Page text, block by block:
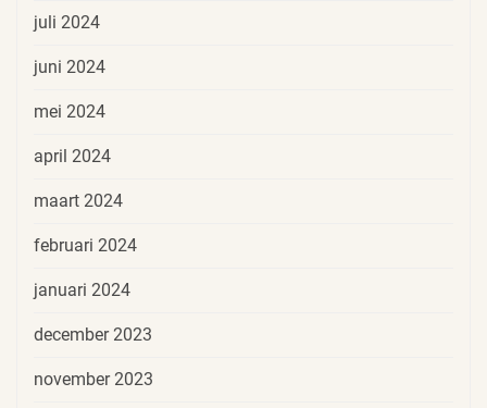
juli 2024
juni 2024
mei 2024
april 2024
maart 2024
februari 2024
januari 2024
december 2023
november 2023